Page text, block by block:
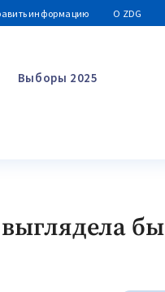
информацию О ZDG
Выборы 2025
бы